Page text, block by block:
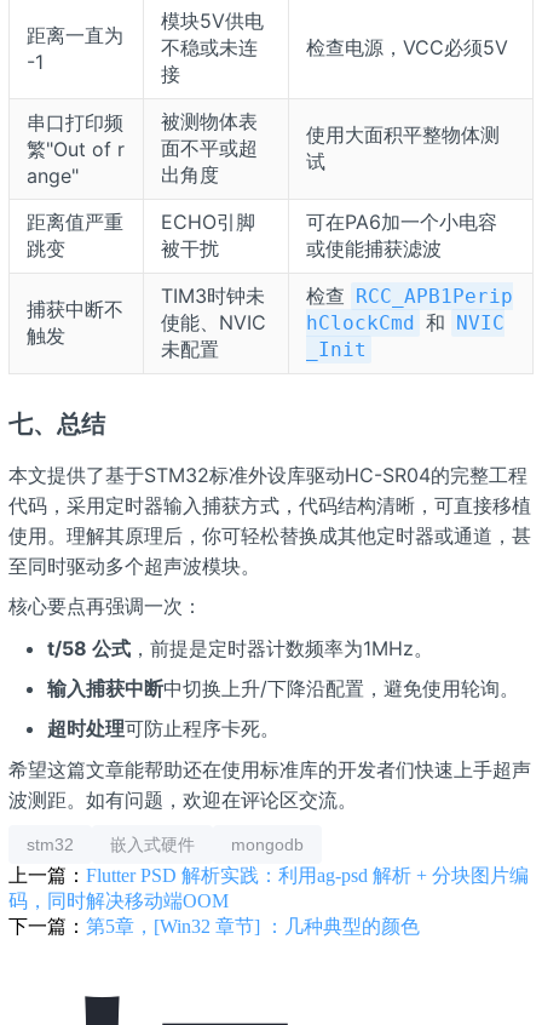
距离一直为
-1
模块5V供电
不稳或未连
接
检查电源，VCC必须5V
串口打印频
繁"Out of r
ange"
被测物体表
面不平或超
出角度
使用大面积平整物体测
试
距离值严重
跳变
ECHO引脚
被干扰
可在PA6加一个小电容
或使能捕获滤波
捕获中断不
触发
TIM3时钟未
使能、NVIC
未配置
检查 RCC_APB1Perip
hClockCmd 和 NVIC
_Init
七、总结
本文提供了基于STM32标准外设库驱动HC-SR04的完整工程
代码，采用定时器输入捕获方式，代码结构清晰，可直接移植
使用。理解其原理后，你可轻松替换成其他定时器或通道，甚
至同时驱动多个超声波模块。
核心要点再强调一次：
t/58 公式，前提是定时器计数频率为1MHz。
输入捕获中断中切换上升/下降沿配置，避免使用轮询。
超时处理可防止程序卡死。
希望这篇文章能帮助还在使用标准库的开发者们快速上手超声
波测距。如有问题，欢迎在评论区交流。
stm32 嵌入式硬件 mongodb
上一篇： Flutter PSD 解析实践：利用ag-psd 解析 + 分块图片编
码，同时解决移动端OOM
下一篇： 第5章，[Win32 章节] ：几种典型的颜色